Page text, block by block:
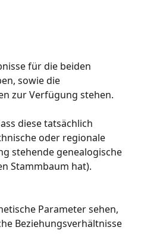
für die beiden
sowie die
zur Verfügung stehen.
diese tatsächlich
oder regionale
stehende genealogische
Stammbaum hat).​
Parameter sehen,
Beziehungsverhältnisse